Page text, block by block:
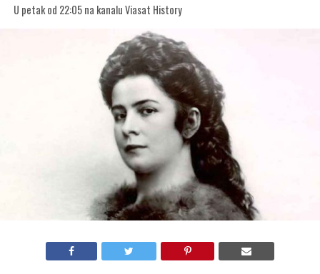
U petak od 22:05 na kanalu Viasat History